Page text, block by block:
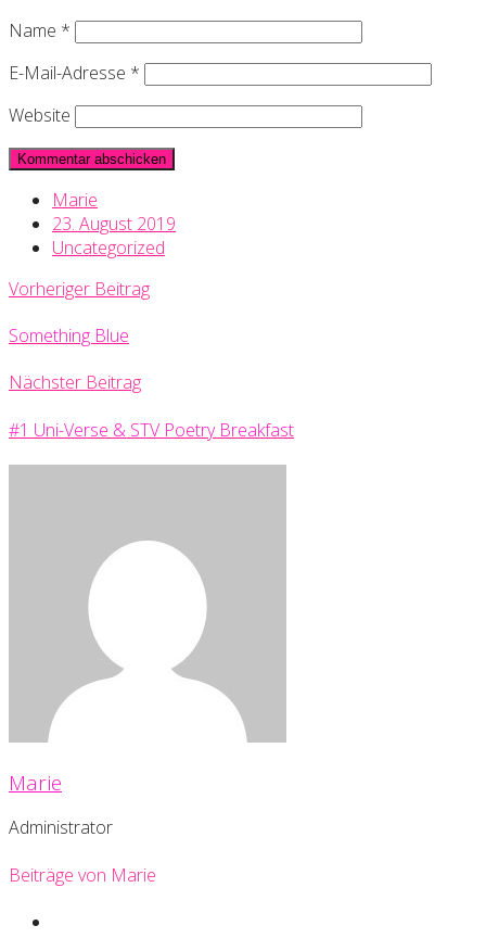
Name *
E-Mail-Adresse *
Website
Marie
23. August 2019
Uncategorized
Vorheriger Beitrag
Something Blue
Nächster Beitrag
#1 Uni-Verse & STV Poetry Breakfast
Marie
Administrator
Beiträge von Marie